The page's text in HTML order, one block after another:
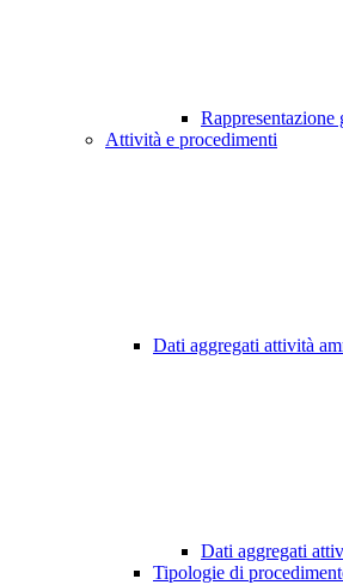
Rappresentazione
Attività e procedimenti
Dati aggregati attività
Dati aggregati
Tipologie di